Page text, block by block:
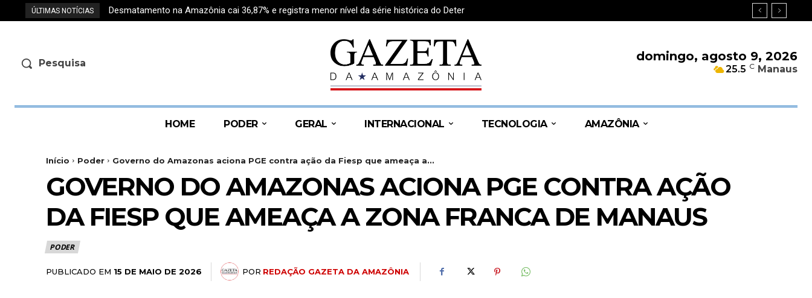
ÚLTIMAS NOTÍCIAS Desmatamento na Amazônia cai 36,87% e registra menor nível da série histórica do Deter
Pesquisa domingo, agosto 9, 2026
25.5 C Manaus
HOME PODER GERAL INTERNACIONAL TECNOLOGIA AMAZÔNIA
Início Poder Governo do Amazonas aciona PGE contra ação da Fiesp que ameaça a...
GOVERNO DO AMAZONAS ACIONA PGE CONTRA AÇÃO
DA FIESP QUE AMEAÇA A ZONA FRANCA DE MANAUS
PODER
PUBLICADO EM 15 DE MAIO DE 2026 POR REDAÇÃO GAZETA DA AMAZÔNIA